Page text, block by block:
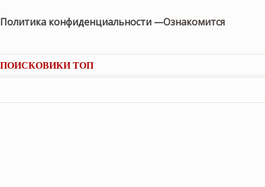
Политика конфиденциальности —Ознакомится
ПОИСКОВИКИ ТОП